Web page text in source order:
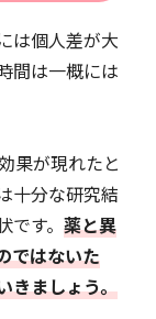
は個人差が大
間は一概には
果が現れたと
十分な研究結
す。 薬と異
ではないた
きましょう。